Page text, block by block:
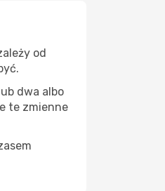
od
dwa albo
te zmienne